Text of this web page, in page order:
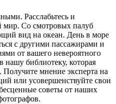
Расслабьтесь и
Со смотровых палуб
вид на океан. День в море
с другими пассажирами и
от вашего невероятного
нашу библиотеку, которая
мнение эксперта на
или усовершенствуйте свои
советы от наших